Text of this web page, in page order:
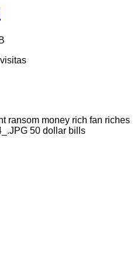
ransom money rich fan riches
50 dollar bills